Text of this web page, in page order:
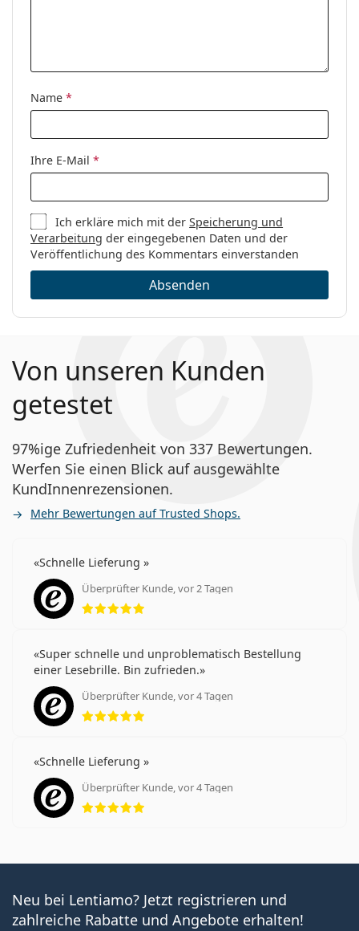
Name *
Ihre E-Mail *
Ich erkläre mich mit derSpeicherung und
Verarbeitung der eingegebenen Daten und der
Veröffentlichung des Kommentars einverstanden
Absenden
Von unseren Kunden
getestet
97%ige Zufriedenheit von 337 Bewertungen.
Werfen Sie einen Blick auf ausgewählte
KundInnenrezensionen.
Mehr Bewertungen auf Trusted Shops.
Schnelle Lieferung
Überprüfter Kunde, vor 2 Tagen
Bewertung 5 aus 5
Super schnelle und unproblematisch Bestellung
einer Lesebrille. Bin zufrieden.
Überprüfter Kunde, vor 4 Tagen
Bewertung 5 aus 5
Schnelle Lieferung
Überprüfter Kunde, vor 4 Tagen
Bewertung 5 aus 5
Neu bei Lentiamo? Jetzt registrieren und
zahlreiche Rabatte und Angebote erhalten!